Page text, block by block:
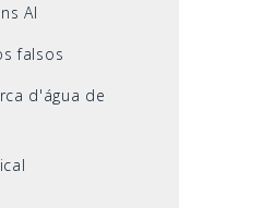
AI
falsos
d'água de